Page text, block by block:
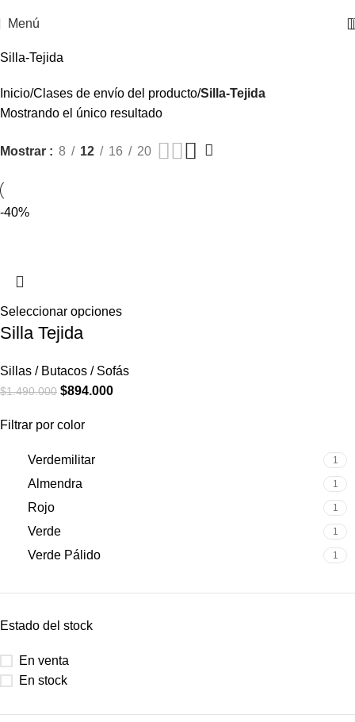
Menú
Silla-Tejida
Inicio Clases de envío del producto Silla-Tejida
Mostrando el único resultado
Mostrar 8 12 16 20
-40%
Seleccionar opciones
Silla Tejida
Sillas / Butacos / Sofás
$1.490.000 $894.000
Filtrar por color
Verdemilitar 1
Almendra 1
Rojo 1
Verde 1
Verde Pálido 1
Estado del stock
En venta
En stock